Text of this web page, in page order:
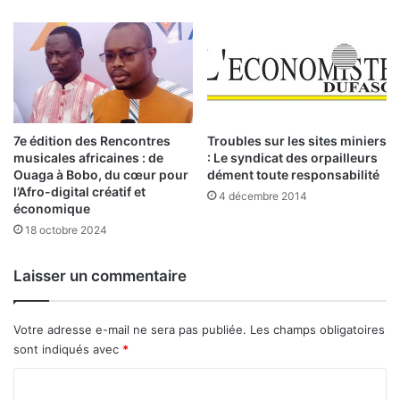
c
r
e
n
d
e
z
-
v
u
à
L
t
s
i
d
y
n
a
m
i
u
7e édition des Rencontres
musicales africaines : de
Ouaga à Bobo, du cœur pour
l’Afro-digital créatif et
économique
18 octobre 2024
Troubles sur les sites miniers
: Le syndicat des orpailleurs
dément toute responsabilité
4 décembre 2014
Laisser un commentaire
Votre adresse e-mail ne sera pas publiée. Les champs obligatoires
sont indiqués avec *